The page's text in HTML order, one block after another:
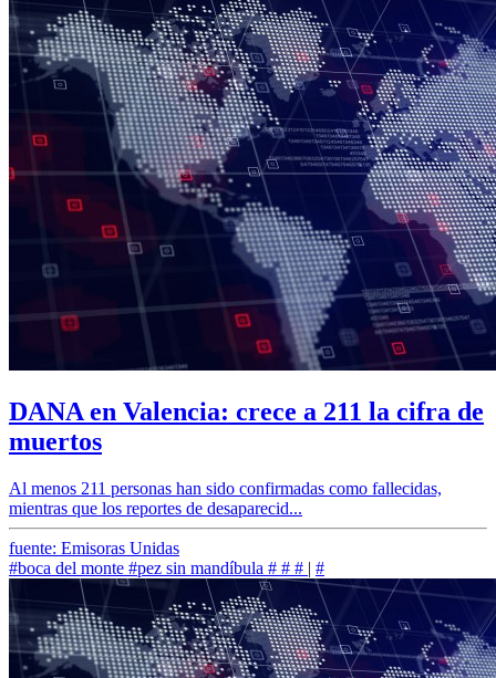
DANA en Valencia: crece a 211 la cifra de
muertos
Al menos 211 personas han sido confirmadas como fallecidas,
mientras que los reportes de desaparecid...
fuente: Emisoras Unidas
#boca del monte #pez sin mandíbula # # # | #